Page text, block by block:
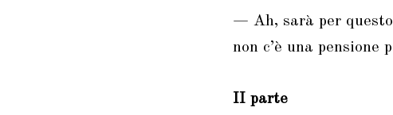
— Ah, sarà per
non c’è una pensione
II parte